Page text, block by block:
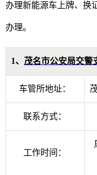
用车百科
经销商
办理新能源车上牌、换
办理。
1、 茂名市公安局交警
车管所地址：
联系方式：
工作时间：